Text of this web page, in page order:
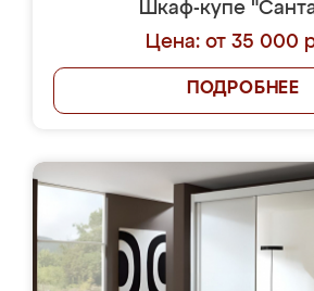
Шкаф-купе
Цена: от 35 000
ПОДРОБНЕЕ